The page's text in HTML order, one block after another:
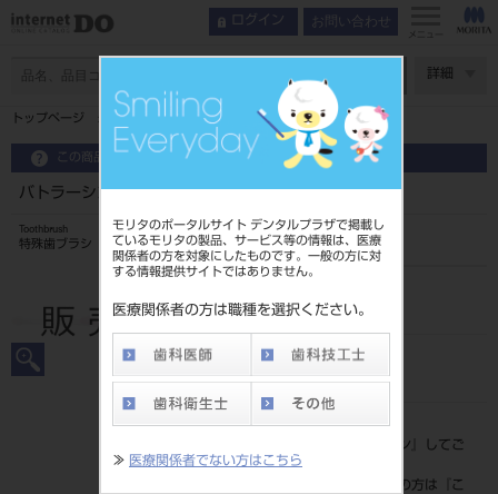
モリタのポータルサイト デンタルプラザで掲載し
ているモリタの製品、サービス等の情報は、医療
関係者の方を対象にしたものです。一般の方に対
する情報提供サイトではありません。
医療関係者の方は職種を選択ください。
≫ 医療関係者でない方はこちら
ログイン お問い合わせ
メニュー
詳細
トップページ バトラーシングルタフト#01MH
この商品に関するお問い合わせ
バトラーシングルタフト#01MH
Toothbrush
特殊歯ブラシ
205070053
JAN/EANコード
標準価格
ログイン
』してご
覧ください。
ネット会員登録がまだの方は『
こ